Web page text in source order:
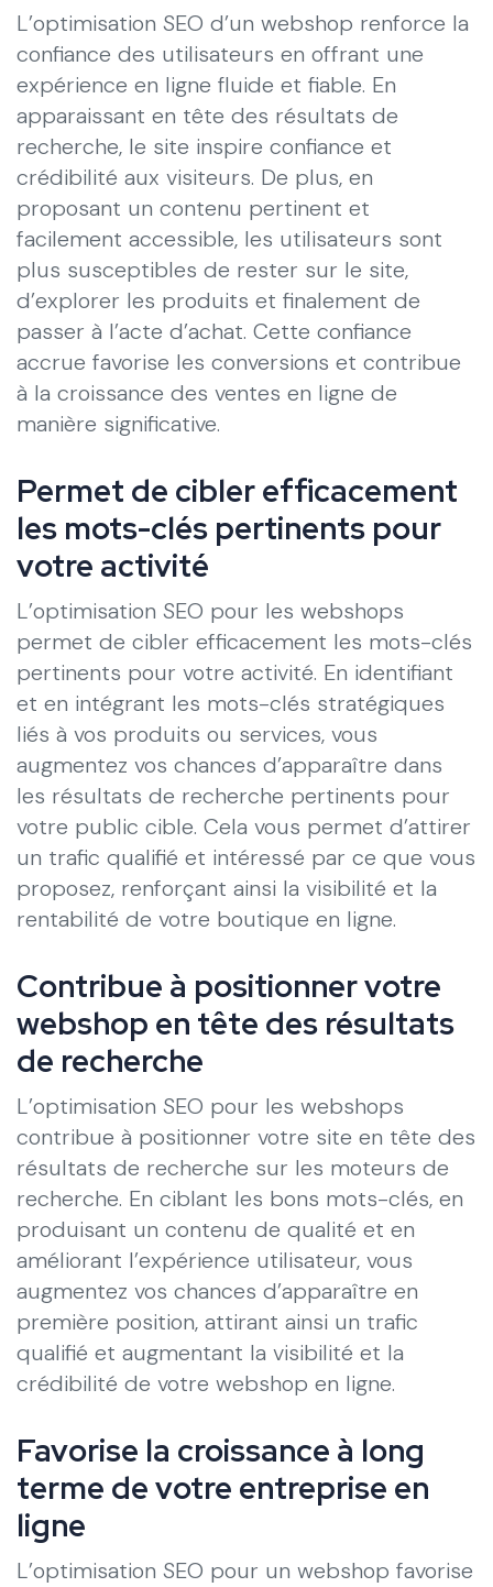
L’optimisation SEO d’un webshop renforce la
confiance des utilisateurs en offrant une
expérience en ligne fluide et fiable. En
apparaissant en tête des résultats de
recherche, le site inspire confiance et
crédibilité aux visiteurs. De plus, en
proposant un contenu pertinent et
facilement accessible, les utilisateurs sont
plus susceptibles de rester sur le site,
d’explorer les produits et finalement de
passer à l’acte d’achat. Cette confiance
accrue favorise les conversions et contribue
à la croissance des ventes en ligne de
manière significative.
Permet de cibler efficacement
les mots-clés pertinents pour
votre activité
L’optimisation SEO pour les webshops
permet de cibler efficacement les mots-clés
pertinents pour votre activité. En identifiant
et en intégrant les mots-clés stratégiques
liés à vos produits ou services, vous
augmentez vos chances d’apparaître dans
les résultats de recherche pertinents pour
votre public cible. Cela vous permet d’attirer
un trafic qualifié et intéressé par ce que vous
proposez, renforçant ainsi la visibilité et la
rentabilité de votre boutique en ligne.
Contribue à positionner votre
webshop en tête des résultats
de recherche
L’optimisation SEO pour les webshops
contribue à positionner votre site en tête des
résultats de recherche sur les moteurs de
recherche. En ciblant les bons mots-clés, en
produisant un contenu de qualité et en
améliorant l’expérience utilisateur, vous
augmentez vos chances d’apparaître en
première position, attirant ainsi un trafic
qualifié et augmentant la visibilité et la
crédibilité de votre webshop en ligne.
Favorise la croissance à long
terme de votre entreprise en
ligne
L’optimisation SEO pour un webshop favorise